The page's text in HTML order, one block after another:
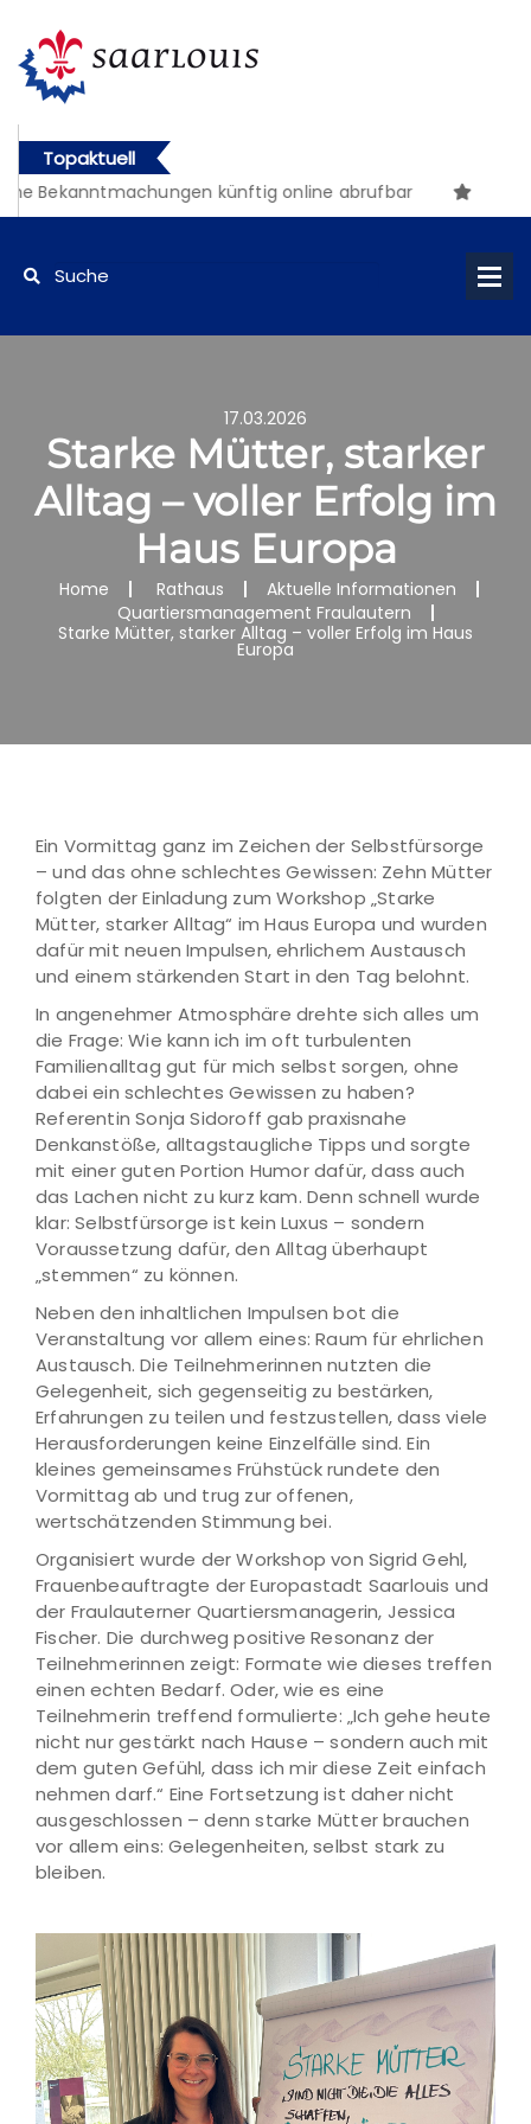
Topaktuell
Bekanntmachungen künftig online abrufbar
17.03.2026
Starke Mütter, starker
Alltag – voller Erfolg im
Haus Europa
Home Rathaus
Aktuelle Informationen
Quartiersmanagement Fraulautern
Starke Mütter, starker Alltag – voller Erfolg im Haus
Europa
Ein Vormittag ganz im Zeichen der Selbstfürsorge
– und das ohne schlechtes Gewissen: Zehn Mütter
folgten der Einladung zum Workshop „Starke
Mütter, starker Alltag“ im Haus Europa und wurden
dafür mit neuen Impulsen, ehrlichem Austausch
und einem stärkenden Start in den Tag belohnt.
In angenehmer Atmosphäre drehte sich alles um
die Frage: Wie kann ich im oft turbulenten
Familienalltag gut für mich selbst sorgen, ohne
dabei ein schlechtes Gewissen zu haben?
Referentin Sonja Sidoroff gab praxisnahe
Denkanstöße, alltagstaugliche Tipps und sorgte
mit einer guten Portion Humor dafür, dass auch
das Lachen nicht zu kurz kam. Denn schnell wurde
klar: Selbstfürsorge ist kein Luxus – sondern
Voraussetzung dafür, den Alltag überhaupt
„stemmen“ zu können.
Neben den inhaltlichen Impulsen bot die
Veranstaltung vor allem eines: Raum für ehrlichen
Austausch. Die Teilnehmerinnen nutzten die
Gelegenheit, sich gegenseitig zu bestärken,
Erfahrungen zu teilen und festzustellen, dass viele
Herausforderungen keine Einzelfälle sind. Ein
kleines gemeinsames Frühstück rundete den
Vormittag ab und trug zur offenen,
wertschätzenden Stimmung bei.
Organisiert wurde der Workshop von Sigrid Gehl,
Frauenbeauftragte der Europastadt Saarlouis und
der Fraulauterner Quartiersmanagerin, Jessica
Fischer. Die durchweg positive Resonanz der
Teilnehmerinnen zeigt: Formate wie dieses treffen
einen echten Bedarf. Oder, wie es eine
Teilnehmerin treffend formulierte: „Ich gehe heute
nicht nur gestärkt nach Hause – sondern auch mit
dem guten Gefühl, dass ich mir diese Zeit einfach
nehmen darf.“ Eine Fortsetzung ist daher nicht
ausgeschlossen – denn starke Mütter brauchen
vor allem eins: Gelegenheiten, selbst stark zu
bleiben.